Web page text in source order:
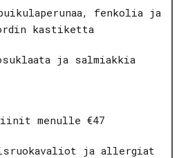
fenkolia ja
kastiketta
ja salmiakkia
menulle €47
ja allergiat